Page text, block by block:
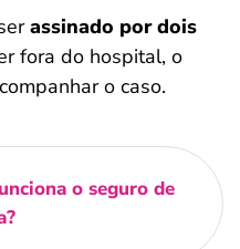
assinado por dois
fora do hospital, o
o caso.
o seguro de